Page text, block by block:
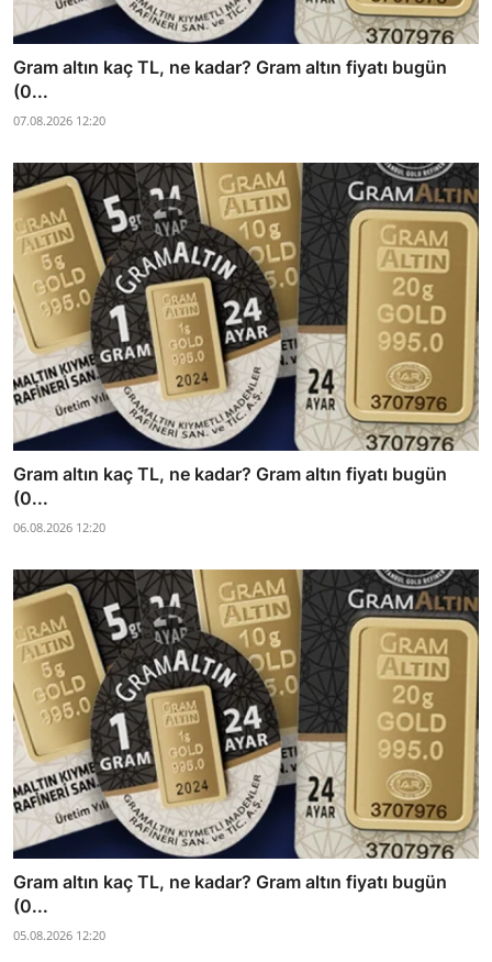
Gram altın kaç TL, ne kadar? Gram altın fiyatı bugün
(0...
07.08.2026 12:20
Gram altın kaç TL, ne kadar? Gram altın fiyatı bugün
(0...
06.08.2026 12:20
Gram altın kaç TL, ne kadar? Gram altın fiyatı bugün
(0...
05.08.2026 12:20